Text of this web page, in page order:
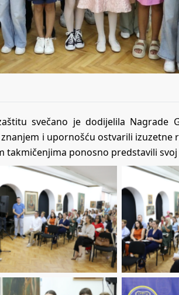
svečano je dodijelila Nagrade
i upornošću ostvarili izuzetne
takmičenjima ponosno predstavili